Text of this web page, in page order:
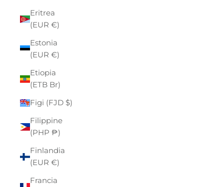
Eritrea
(EUR €)
Estonia
(EUR €)
Etiopia
(ETB Br)
Figi (FJD $)
Filippine
(PHP ₱)
Finlandia
(EUR €)
Francia